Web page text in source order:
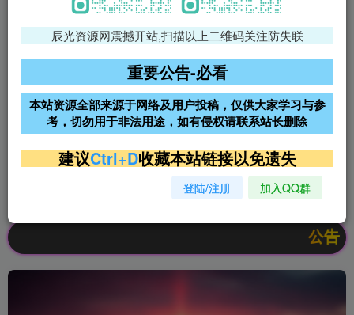
免费领支付宝红包
腾讯轻量4核4G3M服务器38元/
阿里云2核2G200M服务器68元/
年
雨云高防免备案服务器
超低价文字广告位招租 超低价文字广告位招租
超低价文字广告位招租
公告：欢
辰光资源网震撼开站,扫描以上二维码关注防失联
重要公告-必看
本站资源全部来源于网络及用户投稿，仅供大家学习与参
考，切勿用于非法用途，如有侵权请联系站长删除
建议Ctrl+D收藏本站链接以免遗失
登陆/注册 加入QQ群